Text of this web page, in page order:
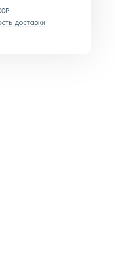
доставки